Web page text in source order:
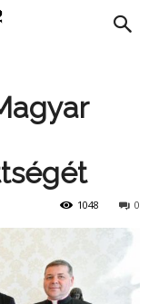
0
1048